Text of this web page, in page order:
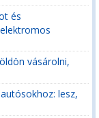
és
vásárolni,
lesz,